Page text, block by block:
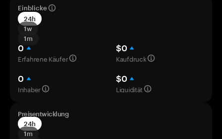
Einblicke
24h
1w
1m
0
Erfahrene Käufer
$0
Kaufdruck
0
Inhaber
$0
Liquidität
Preisentwicklung
24h
1m